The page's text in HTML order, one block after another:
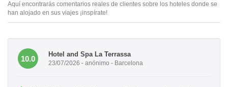
Aquí encontrarás comentarios reales de clientes sobre los hoteles donde se
han alojado en sus viajes ¡inspírate!
10.0
Hotel and Spa La Terrassa
23/07/2026 - anónimo - Barcelona